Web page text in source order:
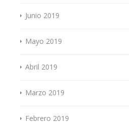
Junio 2019
Mayo 2019
Abril 2019
Marzo 2019
Febrero 2019